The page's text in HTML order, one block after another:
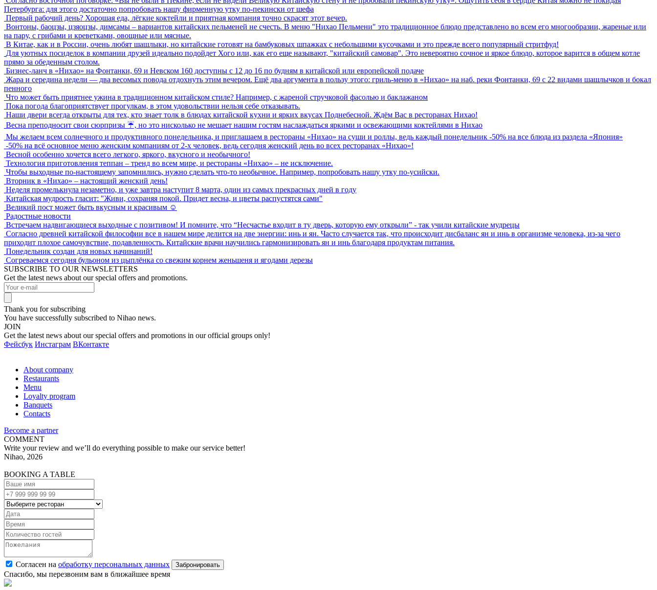
Петербурга: для этого достаточно попробовать нашу фирменную утку по-пекински от шефа
Первый рабочий день? Хорошая еда, лёгкие коктейли и приятная компания точно скрасят этот вечер.
Вонтоны, баоцзы, цзяоцзы, димсамы – вариантов китайских пельменей не счесть. В меню "Нихао Пельмени" это традиционное блюдо представлено во всем его многообразии, жареные или
на пару, с грибами и креветками, овощные или мясные.
В Китае, как и в России, очень любят шашлыки, но китайские готовят на бамбуковых шпажках с небольшими кусочками и это прежде всего популярный стритфуд!
Для уютных посиделок в компании друзей идеально подойдет Хого или, как его еще называют, "китайский самовар". Это невероятно сочное и яркое блюдо, которое варится в общем котле
прямо за обеденным столом.
Бизнес-ланч в «Нихао» на Фонтанки, 69 и Невском 160 доступны с 12 до 16 по будням в китайской или европейской подаче
Жара и середина недели — два весомых повода отдохнуть этим вечером. Ещё два аргумента в пользу этого: гриль-меню в «Нихао» на наб. реки Фонтанки, 69 с 22 видами шашлычков и бокал
пенного
Что может быть приятнее ужина в традиционном китайском стиле? Например, с жареной стручковой фасолью и баклажаном
Пока погода благоприятствует прогулкам, в этом удовольствии нельзя себе отказывать.
Наши двери всегда открыты для тех, кто знает толк в блюдах китайской кухни и ярких вкусах Поднебесной. Ждём Вас в ресторанах Нихао!
Весна преподносит свои сюрпризы ☔, но это нисколько не мешает нашим гостям наслаждаться яркими и освежающими коктейлями в Нихао
Мы желаем всем солнечного и продуктивного понедельника, и приглашаем в рестораны «Нихао» на суши и роллы, ведь каждый понедельник -50% на все блюда из раздела «Япония»
-50% на всё основное меню женским компаниям от 2-х человек, ведь сегодня женский день во всех ресторанах «Нихао»!
Весной особенно хочется всего легкого, яркого, вкусного и необычного!
Технология приготовления теппан – тренд во всем мире, и рестораны «Нихао» – не исключение.
Чтобы выходные по-настоящему запомнились, нужно сделать что-то необычное. Например, попробовать нашу утку по-усийски.
Вторник в «Нихао» – настоящий женский день!
Неделя промелькнула незаметно, и уже завтра наступит 8 марта, один из самых прекрасных дней в году
Китайская мудрость гласит: "Живи, сохраняя покой. Придет весна, и цветы распустятся сами"
Великий пост может быть вкусным и красивым ☺️
Радостные новости
Встречаем надвигающиеся выходные с позитивом! И помните, что “Несчастье входит в ту дверь, которую ему открыли” - так учили китайские мудрецы
Согласно древней китайской философии все в нашем мире делится на две энергии: инь и ян. Часто случается так, что происходит дисбаланс ян и инь в организме человека, из-за чего
приходит плохое самочувствие, подавленность. Китайские врачи научились гармонизировать ян и инь благодаря продуктам питания.
Понедельник создан для новых начинаний!
Согреваемся сегодня бульоном из цыплёнка со свежим корнем женьшеня и ягодами дерезы
SUBSCRIBE TO OUR NEWSLETTERS
Get the latest news about our special offers and promotions.
Thank you for subscribing
You have successfully subscribed to Nihao news.
JOIN
Get the latest news about our special offers and promotions in our official groups only!
Фейсбук Инстаграм ВКонтакте
About company
Restaurants
Menu
Loyalty program
Banquets
Contacts
Become a partner
COMMENT
Write your review and we’ll do everything possible to make our service better!
Nihao, 2026
BOOKING A TABLE
Согласен на обработку персональных данных
Спасибо, мы перезвоним вам в ближайшее время